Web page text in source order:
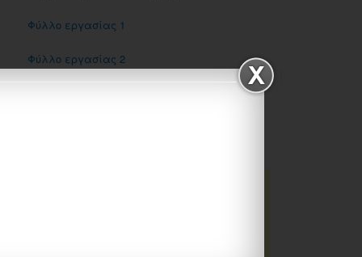
Φύλλο εργασίας 1
Φύλλο εργασίας 2